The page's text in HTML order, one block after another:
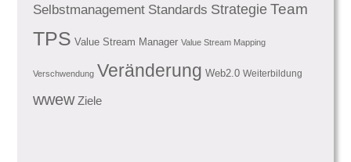
Selbstmanagement Standards Strategie Team
TPS Value Stream Manager Value Stream Mapping
Verschwendung Veränderung Web2.0 Weiterbildung
wwew Ziele